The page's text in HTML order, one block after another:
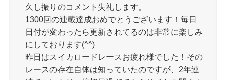
久し振りのコメント失礼します。
1300回の連載達成おめでとうございます！毎日
日付が変わったら更新されてるのは非常に楽しみ
にしております(^^)
昨日はスイカロードレースお疲れ様でした！その
レースの存在自体は知っていたのですが、2年連